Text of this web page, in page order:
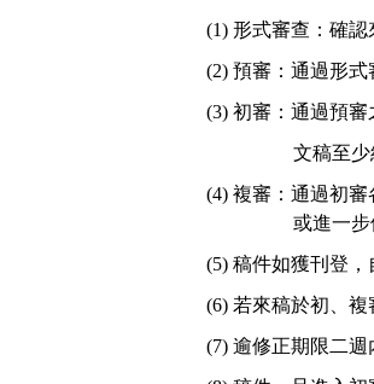
(1) 形式審查：確認
(2)預審：通過形
(3)初審：通過預審
文稿至
(4) 複審：通過初
或進一步
(5) 稿件如獲刊登，
(6) 若來稿於初、複
(7) 逾修正期限二週